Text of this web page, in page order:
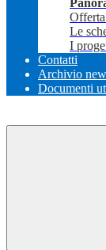
Le
I
Contatti
Archivio
Documenti